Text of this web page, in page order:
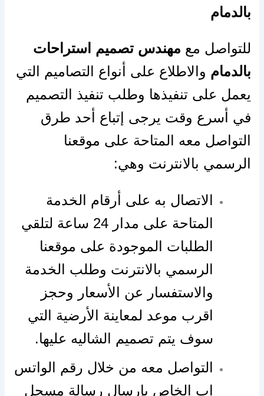
بالدمام
للتواصل مع مهندس تصميم استراحات
بالدمام والاطلاع على أنواع التصاميم التي
يعمل على تنفيذها وطلب تنفيذ التصميم
في أسرع وقت يرجى إتباع أحد طرق
التواصل معه المتاحة على موقعنا
الرسمي بالانترنت وهي:
الاتصال به على أرقام الخدمة
المتاحة على مدار 24 ساعة لتلقي
الطلبات الموجودة على موقعنا
الرسمي بالانترنت وطلب الخدمة
والاستفسار عن الأسعار وحجز
اقرب موعد لمعاينة الأرضية التي
سوف يتم تصميم الشاليه عليها.
التواصل معه من خلال رقم الواتس
اب الخاص بإرسال رسالة مسجل